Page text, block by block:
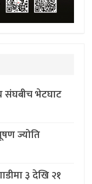
संघबीच भेटघाट
ज्योति
३ देखि २१